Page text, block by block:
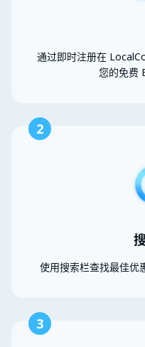
通过即时注册在
您的免费
2
使用搜索栏查找最佳优
3